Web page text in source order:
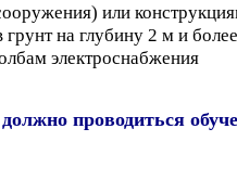
или
на глубину 2 м и более
электроснабжения
проводиться